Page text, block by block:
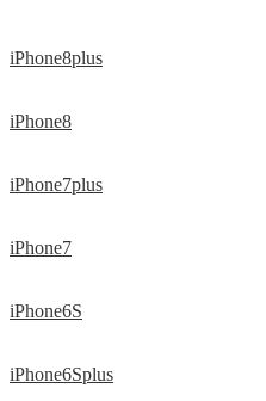
iPhone8plus
iPhone8
iPhone7plus
iPhone7
iPhone6S
iPhone6Splus